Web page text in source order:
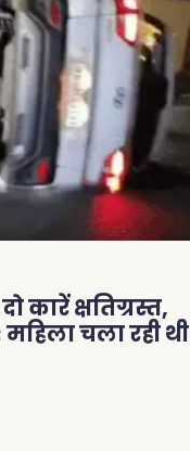
कारें क्षतिग्रस्त,
चला रही थी